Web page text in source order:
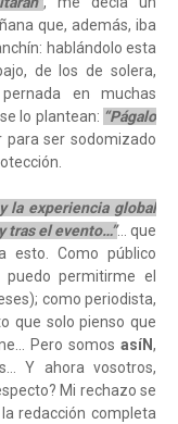
que, además, iba
hablándolo esta
de los de solera,
en muchas
lo plantean: “Págalo
para ser sodomizado
la experiencia global
tras el evento…”… que
esto. Como público
permitirme el
como periodista,
que solo pienso que
Pero somos asíN,
Y ahora vosotros,
Mi rechazo se
redacción completa